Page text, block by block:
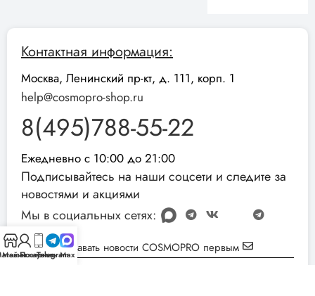
Контактная информация:
Москва, Ленинский пр-кт, д. 111, корп. 1
help@cosmopro-shop.ru
8(495)788-55-22
Ежедневно с 10:00 до 21:00
Подписывайтесь на наши соцсети и следите за
новостями и акциями
Мы в социальных сетях:
Узнавать новости COSMOPRO первым
Мой аккаунт
Позвонить
Telegram
Max